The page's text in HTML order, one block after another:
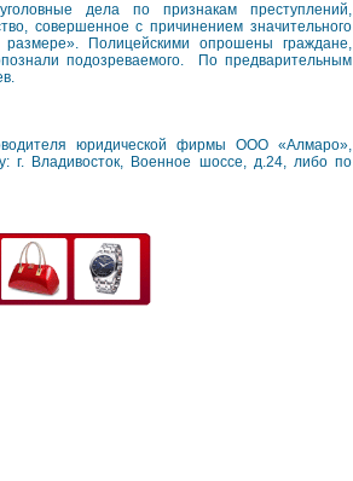
дела по признакам преступлений,
совершенное с причинением значительного
Полицейскими опрошены граждане,
подозреваемого. По предварительным
юридической фирмы ООО «Алмаро»,
г. Владивосток, Военное шоссе, д.24, либо по